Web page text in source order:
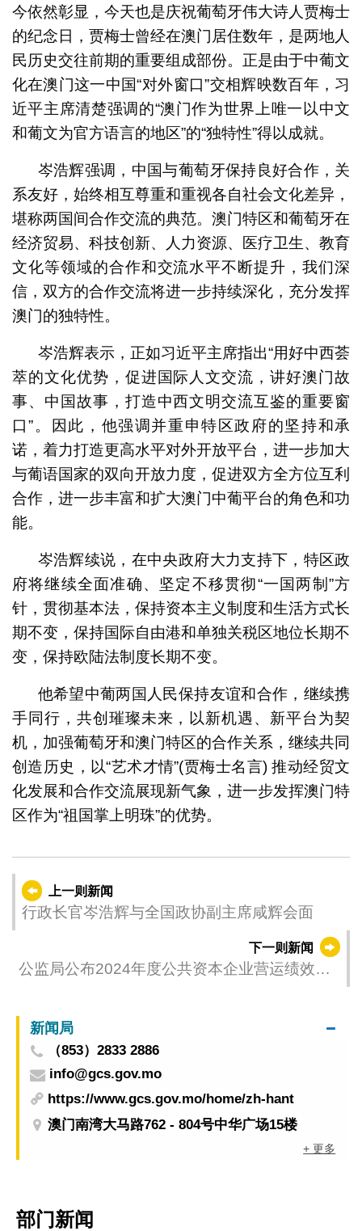
今依然彰显，今天也是庆祝葡萄牙伟大诗人贾梅士
的纪念日，贾梅士曾经在澳门居住数年，是两地人
民历史交往前期的重要组成部份。正是由于中葡文
化在澳门这一中国“对外窗口”交相辉映数百年，习
近平主席清楚强调的“澳门作为世界上唯一以中文
和葡文为官方语言的地区”的“独特性”得以成就。
岑浩辉强调，中国与葡萄牙保持良好合作，关
系友好，始终相互尊重和重视各自社会文化差异，
堪称两国间合作交流的典范。澳门特区和葡萄牙在
经济贸易、科技创新、人力资源、医疗卫生、教育
文化等领域的合作和交流水平不断提升，我们深
信，双方的合作交流将进一步持续深化，充分发挥
澳门的独特性。
岑浩辉表示，正如习近平主席指出“用好中西荟
萃的文化优势，促进国际人文交流，讲好澳门故
事、中国故事，打造中西文明交流互鉴的重要窗
口”。因此，他强调并重申特区政府的坚持和承
诺，着力打造更高水平对外开放平台，进一步加大
与葡语国家的双向开放力度，促进双方全方位互利
合作，进一步丰富和扩大澳门中葡平台的角色和功
能。
岑浩辉续说，在中央政府大力支持下，特区政
府将继续全面准确、坚定不移贯彻“一国两制”方
针，贯彻基本法，保持资本主义制度和生活方式长
期不变，保持国际自由港和单独关税区地位长期不
变，保持欧陆法制度长期不变。
他希望中葡两国人民保持友谊和合作，继续携
手同行，共创璀璨未来，以新机遇、新平台为契
机，加强葡萄牙和澳门特区的合作关系，继续共同
创造历史，以“艺术才情”(贾梅士名言) 推动经贸文
化发展和合作交流展现新气象，进一步发挥澳门特
区作为“祖国掌上明珠”的优势。
上一则新闻
行政长官岑浩辉与全国政协副主席咸辉会面
下一则新闻
公监局公布2024年度公共资本企业营运绩效评
新闻局
（853）2833 2886
info@gcs.gov.mo
https://www.gcs.gov.mo/home/zh-hant
澳门南湾大马路762 - 804号中华广场15楼
+ 更多
部门新闻